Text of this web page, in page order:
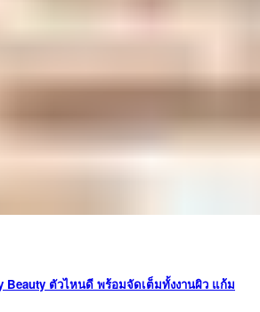
Beauty ตัวไหนดี พร้อมจัดเต็มทั้งงานผิว แก้ม